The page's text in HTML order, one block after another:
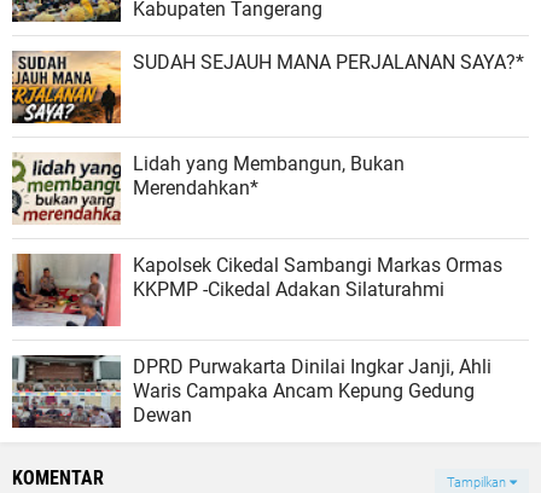
Kabupaten Tangerang
SUDAH SEJAUH MANA PERJALANAN SAYA?*
Lidah yang Membangun, Bukan
Merendahkan*
Kapolsek Cikedal Sambangi Markas Ormas
KKPMP -Cikedal Adakan Silaturahmi
DPRD Purwakarta Dinilai Ingkar Janji, Ahli
Waris Campaka Ancam Kepung Gedung
Dewan
KOMENTAR Tampilkan